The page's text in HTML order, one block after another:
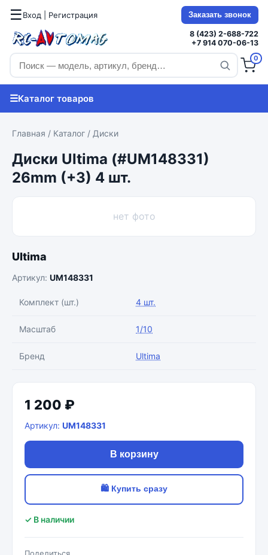
☰Вход | Регистрация Заказать звонок
8 (423) 2-688-722
+7 914 070-06-13
0
☰Каталог товаров
Главная / Каталог / Диски
Диски Ultima (#UM148331)
26mm (+3) 4 шт.
нет фото
Ultima
Артикул: UM148331
Комплект (шт.) 4 шт.
Масштаб 1/10
Бренд Ultima
1 200 ₽
Артикул: UM148331
В корзину
🛍 Купить сразу
✓ В наличии